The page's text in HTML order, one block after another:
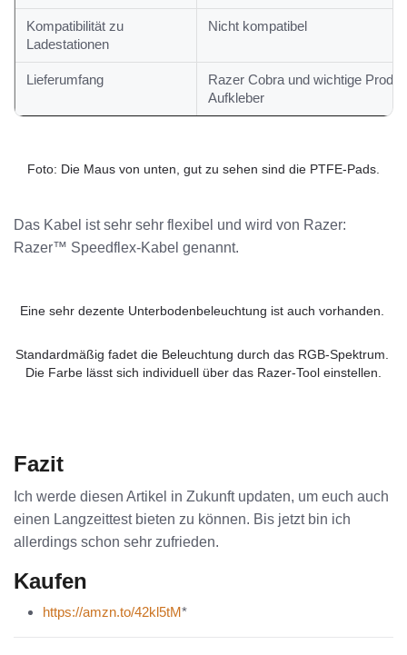
Kompatibilität zu
Ladestationen
Nicht kompatibel
Lieferumfang
Razer Cobra und wichtige
Aufkleber
Foto: Die Maus von unten, gut zu sehen sind die PTFE-Pads.
Das Kabel ist sehr sehr flexibel und wird von Razer:
Razer™ Speedflex-Kabel genannt.
Eine sehr dezente Unterbodenbeleuchtung ist auch vorhanden.
Standardmäßig fadet die Beleuchtung durch das RGB-Spektrum.
Die Farbe lässt sich individuell über das Razer-Tool einstellen.
Fazit
Ich werde diesen Artikel in Zukunft updaten, um euch auch
einen Langzeittest bieten zu können. Bis jetzt bin ich
allerdings schon sehr zufrieden.
Kaufen
https://amzn.to/42kl5tM*